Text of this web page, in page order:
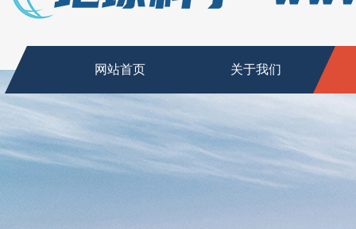
网站首页 关于我们